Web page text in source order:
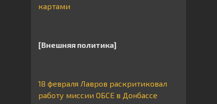
картами
[Внешняя политика]
18 февраля Лавров раскритиковал
работу миссии ОБСЕ в Донбассе